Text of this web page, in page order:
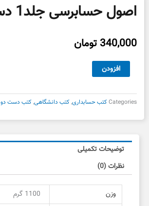
اصول حسابرسی جلد1 دست دوم
340,000 تومان
حسابرسی
دست
عدد
افزودن
Categoriesکتب حسابداری,کتب دانشگاهی,کتب دست دو
توضیحات تکمیلی
نظرات (0)
وزن
1100 گرم